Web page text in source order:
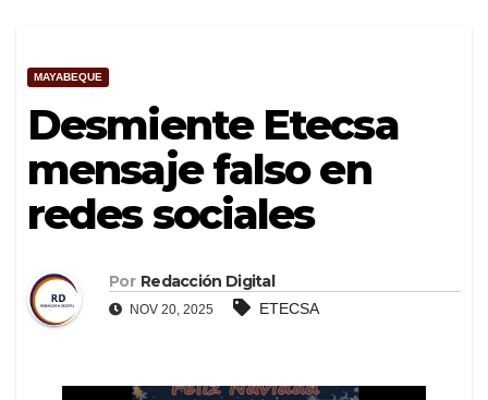
MAYABEQUE
Desmiente Etecsa
mensaje falso en
redes sociales
Por Redacción Digital
NOV 20, 2025 ETECSA